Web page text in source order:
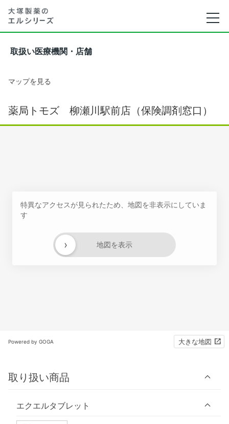
取扱い医療機関・店舗
マップを見る
薬局トモズ 柳瀬川駅前店（保険調剤窓口）
特異なアクセスが見られたため、地図を非表示にしていま
す
地図を表示
›
Powered by GOGA 大きな地図
取り扱い商品
エクエルタブレット